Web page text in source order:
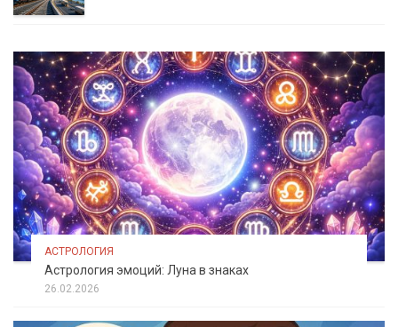
АСТРОЛОГИЯ
Астрология эмоций: Луна в знаках
26.02.2026